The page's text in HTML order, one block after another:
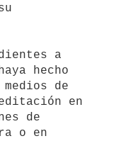
a
hecho
en
o en